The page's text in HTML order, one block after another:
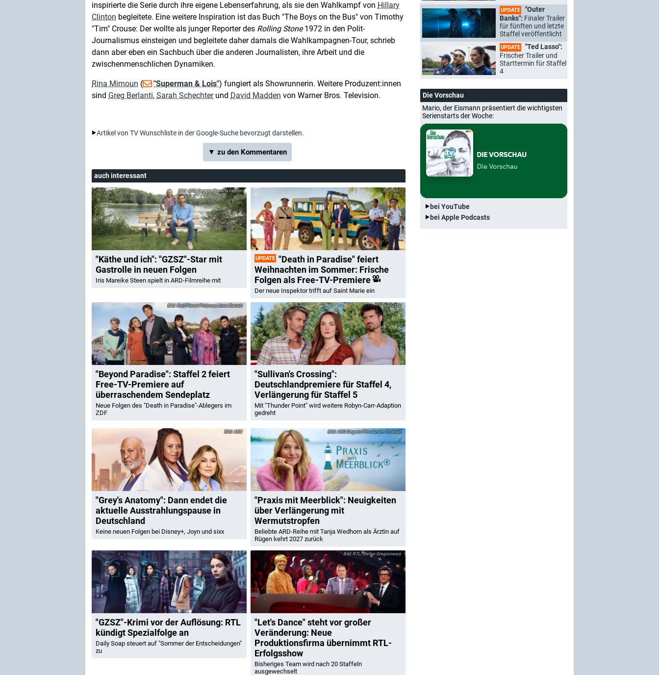
inspirierte die Serie durch ihre eigene Lebenserfahrung, als sie den Wahlkampf von Hillary
Clinton begleitete. Eine weitere Inspiration ist das Buch "The Boys on the Bus" von Timothy
"Tim" Crouse: Der wollte als junger Reporter des Rolling Stone1972 in den Polit-
Journalismus einsteigen und begleitete daher damals die Wahlkampagnen-Tour, schrieb
dann aber eben ein Sachbuch über die anderen Journalisten, ihre Arbeit und die
zwischenmenschlichen Dynamiken.
Rina Mimoun ( "Superman & Lois") fungiert als Showrunnerin. Weitere Produzent:innen
sind Greg Berlanti, Sarah Schechterund David Madden von Warner Bros. Television.
Artikel von TV Wunschliste in der Google-Suche bevorzugt darstellen.
▼ zu den Kommentaren
auch interessant
ARD Degeto/Bavaria Fiction
"Käthe und ich": "GZSZ"-Star mit
Gastrolle in neuen Folgen
Iris Mareike Steen spielt in ARD-Filmreihe mit
BBC
UPDATE "Death in Paradise" feiert
Weihnachten im Sommer: Frische
Folgen als Free-TV-Premiere
Der neue Inspektor trifft auf Saint Marie ein
Red Planet Pictures/Joss Barratt
"Beyond Paradise": Staffel 2 feiert
Free-TV-Premiere auf
überraschendem Sendeplatz
Neue Folgen des "Death in Paradise"-Ablegers im
ZDF
CTV
"Sullivan's Crossing":
Deutschlandpremiere für Staffel 4,
Verlängerung für Staffel 5
Mit "Thunder Point" wird weitere Robyn-Carr-Adaption
gedreht
ABC
"Grey's Anatomy": Dann endet die
aktuelle Ausstrahlungspause in
Deutschland
Keine neuen Folgen bei Disney+, Joyn und sixx
ARD Degeto Film/Arnim Thomaß
"Praxis mit Meerblick": Neuigkeiten
über Verlängerung mit
Wermutstropfen
Beliebte ARD-Reihe mit Tanja Wedhorn als Ärztin auf
Rügen kehrt 2027 zurück
RTL
"GZSZ"-Krimi vor der Auflösung: RTL
kündigt Spezialfolge an
Daily Soap steuert auf "Sommer der Entscheidungen"
zu
RTL/Stefan Gregorowius
"Let's Dance" steht vor großer
Veränderung: Neue
Produktionsfirma übernimmt RTL-
Erfolgsshow
Bisheriges Team wird nach 20 Staffeln
ausgewechselt
UPDATE
"Outer
Banks": Finaler Trailer
für fünften und letzte
Staffel veröffentlicht
UPDATE
"Ted Lasso":
Frischer Trailer und
Starttermin für Staffel
4
Die Vorschau
Mario, der Eismann präsentiert die wichtigsten
Serienstarts der Woche:
bei YouTube
bei Apple Podcasts